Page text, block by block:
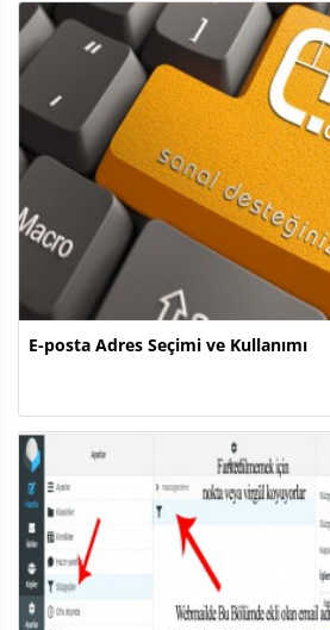
E-posta Adres Seçimi ve Kullanımı